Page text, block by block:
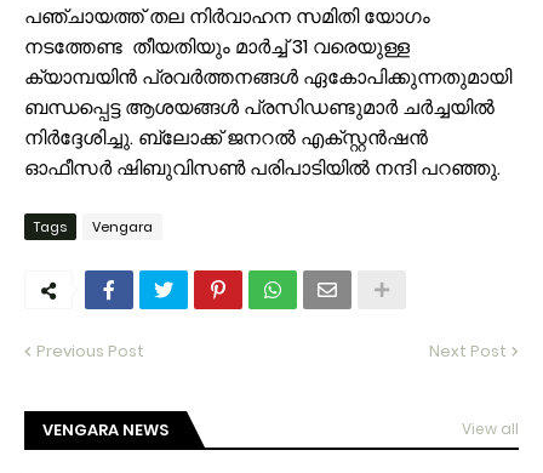
പഞ്ചായത്ത് തല നിർവാഹന സമിതി യോഗം
നടത്തേണ്ട തീയതിയും മാർച്ച് 31 വരെയുള്ള
ക്യാമ്പയിൻ പ്രവർത്തനങ്ങൾ ഏകോപിക്കുന്നതുമായി
ബന്ധപ്പെട്ട ആശയങ്ങൾ പ്രസിഡണ്ടുമാർ ചർച്ചയിൽ
നിർദ്ദേശിച്ചു. ബ്ലോക്ക് ജനറൽ എക്സ്റ്റൻഷൻ
ഓഫീസർ ഷിബുവിസൺ പരിപാടിയിൽ നന്ദി പറഞ്ഞു.
Tags Vengara
Previous Post Next Post
VENGARA NEWS View all